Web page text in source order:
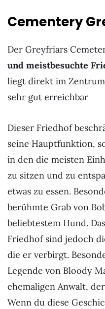
Cementery
Der Greyfriars
und meistbesuchte
liegt direkt im
sehr gut erreichbar
Dieser Friedhof
seine Hauptfunktion,
in den die meisten
zu sitzen und zu
etwas zu essen.
berühmte Grab von
beliebtestem Hund.
Friedhof sind jedoch
die er verbirgt.
Legende von Bloody
ehemaligen Anwalt,
Wenn du diese